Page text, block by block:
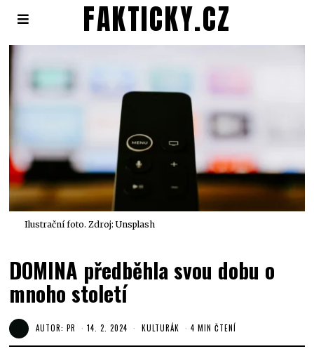
FAKTICKY.CZ
Ilustrační foto. Zdroj: Unsplash
DOMINA předběhla svou dobu o
mnoho století
AUTOR:PR 14. 2. 2024 KULTURÁK 4 MIN ČTENÍ